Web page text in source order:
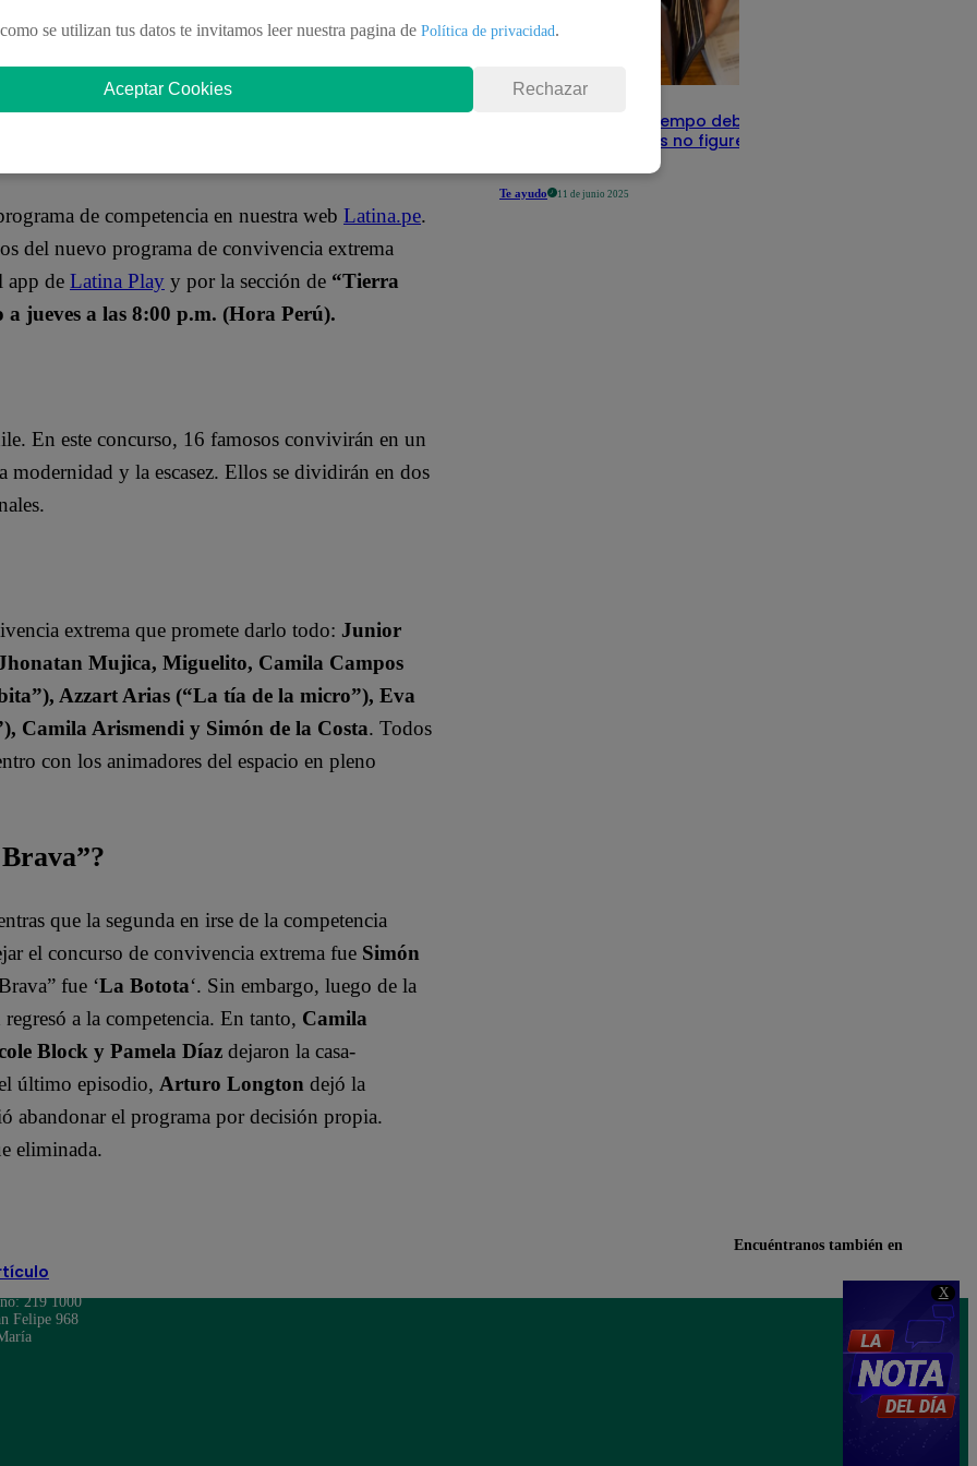
X
de competencia en nuestra web Latina.pe.
del nuevo programa de convivencia extrema
app de Latina Play y por la sección de “Tierra
jueves a las 8:00 p.m. (Hora Perú).
En este concurso, 16 famosos convivirán en un
modernidad y la escasez. Ellos se dividirán en dos
extrema que promete darlo todo: Junior
Mujica, Miguelito, Camila Campos
Azzart Arias (“La tía de la micro”), Eva
Camila Arismendi y Simón de la Costa. Todos
con los animadores del espacio en pleno
que la segunda en irse de la competencia
el concurso de convivencia extrema fue Simón
fue ‘La Botota‘. Sin embargo, luego de la
regresó a la competencia. En tanto, Camila
Block y Pamela Díaz dejaron la casa-
último episodio, Arturo Longton dejó la
abandonar el programa por decisión propia.
eliminada.
Infocorp: ¿Cuánto tiempo debe pasar
para que tus deudas no figuren en su
Te ayudo 11 de junio 2025
se utilizan tus datos te invitamos leer nuestra pagina de Política de privacidad.
Aceptar Cookies Rechazar
Encuéntranos también en
219 1000
Felipe 968